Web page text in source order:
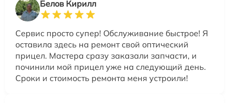
Белов Кирилл
Сервис просто супер! Обслуживание быстрое! Я
оставила здесь на ремонт свой оптический
прицел. Мастера сразу заказали запчасти, и
починили мой прицел уже на следующий день.
Сроки и стоимость ремонта меня устроили!